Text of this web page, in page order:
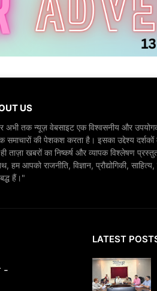
US
अभी तक न्यूज़ वेबसाइट एक विश्वसनीय और
समाचारों की पेशकश करता है। इसका उद्देश्य दर्शकों
ताज़ा खबरों का निष्कर्ष और व्यापक विश्लेषण
हम आपको राजनीति, विज्ञान, प्रौद्योगिकी,
हैं।"
-
LATEST